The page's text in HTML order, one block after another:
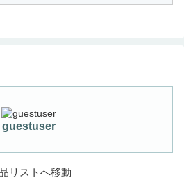
guestuser
リストへ移動